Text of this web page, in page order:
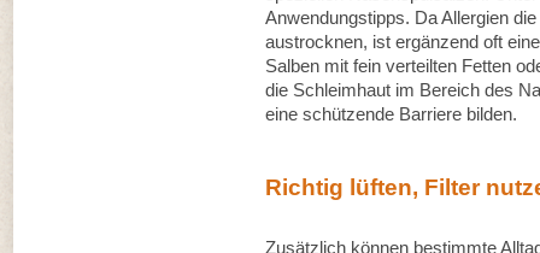
Anwendungstipps. Da Allergien
austrocknen, ist ergänzend oft
Salben mit fein verteilten Fetten
die Schleimhaut im Bereich des
eine schützende Barriere bilden.
Richtig lüften, Filter
Zusätzlich können bestimmte